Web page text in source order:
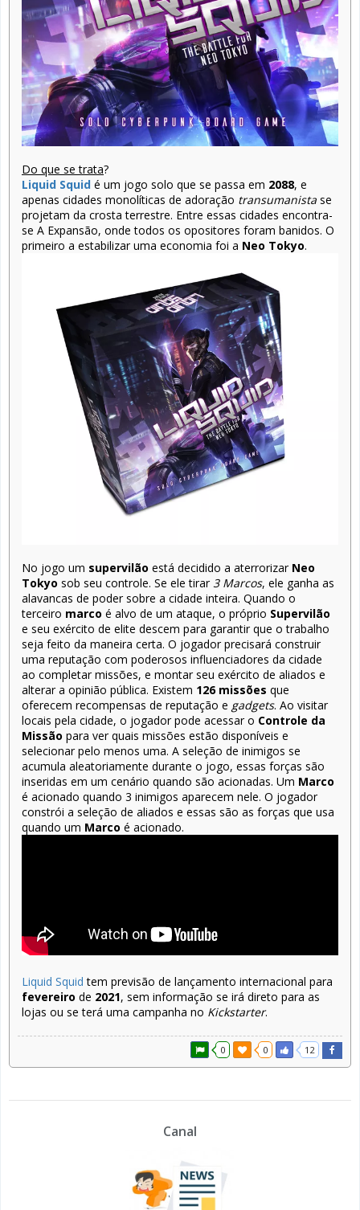
Do que se trata?
Liquid Squid é um jogo solo que se passa em 2088, e
apenas cidades monolíticas de adoração transumanista se
projetam da crosta terrestre. Entre essas cidades encontra-
se A Expansão, onde todos os opositores foram banidos. O
primeiro a estabilizar uma economia foi a Neo Tokyo.
No jogo um supervilão está decidido a aterrorizar Neo
Tokyo sob seu controle. Se ele tirar3 Marcos, ele ganha as
alavancas de poder sobre a cidade inteira. Quando o
terceiro marco é alvo de um ataque, o próprio Supervilão
e seu exército de elite descem para garantir que o trabalho
seja feito da maneira certa. O jogador precisará construir
uma reputação com poderosos influenciadores da cidade
ao completar missões, e montar seu exército de aliados e
alterar a opinião pública. Existem 126 missões que
oferecem recompensas de reputação e gadgets. Ao visitar
locais pela cidade, o jogador pode acessar o Controle da
Missão para ver quais missões estão disponíveis e
selecionar pelo menos uma. A seleção de inimigos se
acumula aleatoriamente durante o jogo, essas forças são
inseridas em um cenário quando são acionadas. Um Marco
é acionado quando 3 inimigos aparecem nele. O jogador
constrói a seleção de aliados e essas são as forças que usa
quando um Marco é acionado.
Liquid Squid tem previsão de lançamento internacional para
fevereiro de 2021, sem informação se irá direto para as
lojas ou se terá uma campanha no Kickstarter.
0 0 12
Canal